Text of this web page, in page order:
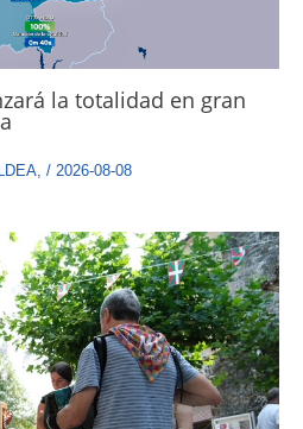
la totalidad en gran
, / 2026-08-08